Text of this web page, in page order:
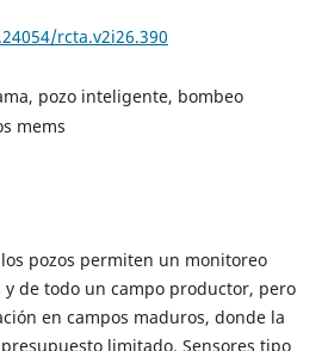
rcta.v2i26.390
pozo inteligente, bombeo
mems
pozos permiten un monitoreo
de todo un campo productor, pero
en campos maduros, donde la
limitado. Sensores tipo